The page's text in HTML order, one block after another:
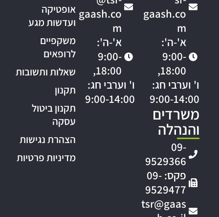
gaash.co
m
א'-ה':
9:00-
18:00,
ו' וערבי חג:
9:00-14:00
משרדים
והנהלה
09-
9529366
פקס: 09-
9529477
tsr@gaas
gaash.co
m
א'-ה':
9:00-
18:00,
ו' וערבי חג:
9:00-14:00
אופטיקה
ועדשות מגע
משקפיים
לרופאים
שאלות ותשובות
תקנון
תקנון ביטול
עסקה
הצהרת נגישות
מדיניות פרטיות